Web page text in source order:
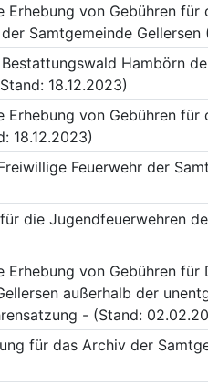
Erhebung von Gebühren
Samtgemeinde
Hambörn
18.12.2023)
Erhebung von Gebühren
18.12.2023)
Feuerwehr der
die Jugendfeuerwehren
Erhebung von Gebühren
außerhalb der
- (Stand:
für das Archiv der